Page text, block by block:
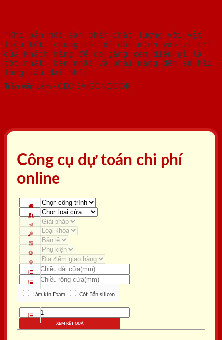
"Khi bán một sản phẩm chất lượng với vật
liệu tốt, chúng tôi đã đặt mình vào vị trí
của Khách hàng để cố gắng xem điều gì là
tốt nhất, bền nhất và phải mang đến sự hài
lòng lâu dài nhất"
Trần Văn Lãm / CEO SAIGONDOOR
Công cụ dự toán chi phí
online
Làm kín Foam Cột Bắn silicon
XEM KẾT QUẢ